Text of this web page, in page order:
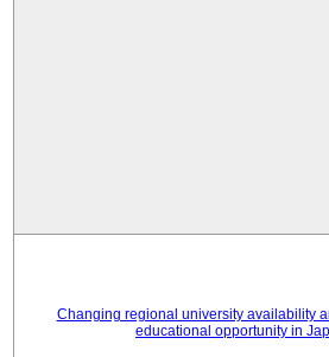
Changing regional university availability
educational opportunity in